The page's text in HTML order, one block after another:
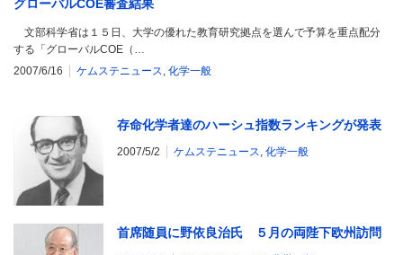
グローバルCOE審査結果
文部科学省は１５日、大学の優れた教育研究拠点を選んで予算を重点配分
する「グローバルCOE（…
2007/6/16
ケムステニュース 化学一般
存命化学者達のハーシュ指数ランキングが発表
2007/5/2 ケムステニュース 化学一般
首席随員に野依良治氏 ５月の両陛下欧州訪問